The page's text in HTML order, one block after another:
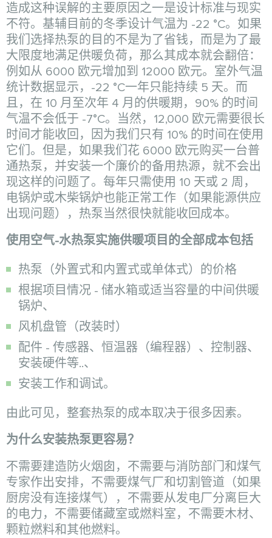
造成这种误解的主要原因之一是设计标准与现实
不符。基辅目前的冬季设计气温为 -22 °C。如果
我们选择热泵的目的不是为了省钱，而是为了最
大限度地满足供暖负荷，那么其成本就会翻倍：
例如从 6000 欧元增加到 12000 欧元。室外气温
统计数据显示，-22 °C一年只能持续 5 天。而
且，在 10 月至次年 4 月的供暖期，90% 的时间
气温不会低于 -7°C。当然，12,000 欧元需要很长
时间才能收回，因为我们只有 10% 的时间在使用
它们。但是，如果我们花 6000 欧元购买一台普
通热泵，并安装一个廉价的备用热源，就不会出
现这样的问题了。每年只需使用 10 天或 2 周，
电锅炉或木柴锅炉也能正常工作（如果能源供应
出现问题），热泵当然很快就能收回成本。
使用空气-水热泵实施供暖项目的全部成本包括
热泵（外置式和内置式或单体式）的价格
根据项目情况 - 储水箱或适当容量的中间供暖
锅炉、
风机盘管（改装时）
配件 - 传感器、恒温器（编程器）、控制器、
安装硬件等..、
安装工作和调试。
由此可见，整套热泵的成本取决于很多因素。
为什么安装热泵更容易？
不需要建造防火烟囱，不需要与消防部门和煤气
专家作出安排，不需要煤气厂和切割管道（如果
厨房没有连接煤气），不需要从发电厂分离巨大
的电力，不需要储藏室或燃料室，不需要木材、
颗粒燃料和其他燃料。